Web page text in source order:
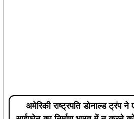
अमेरिकी राष्ट्रपति डोनाल्ड